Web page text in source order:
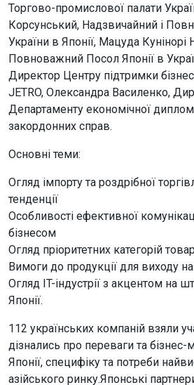
Торгово-промислової палати
Корсунський, Надзвичайний і
України в Японії, Мацуда Кунінорі
Повноважний Посол Японії в
Директор Центру підтримки
JETRO, Олександра Василенко,
Департаменту економічної
закордонних справ.
Основні теми:
Огляд імпорту та роздрібної
тенденції
Особливості ефективної
бізнесом
Огляд пріоритетних категорій
Вимоги до продукції для виходу
Огляд IT-індустрії з акцентом на
Японії.
112 українських компаній взяли
дізнались про переваги та бізнес-
Японії, специфіку та потреби
азійського ринку.Японські